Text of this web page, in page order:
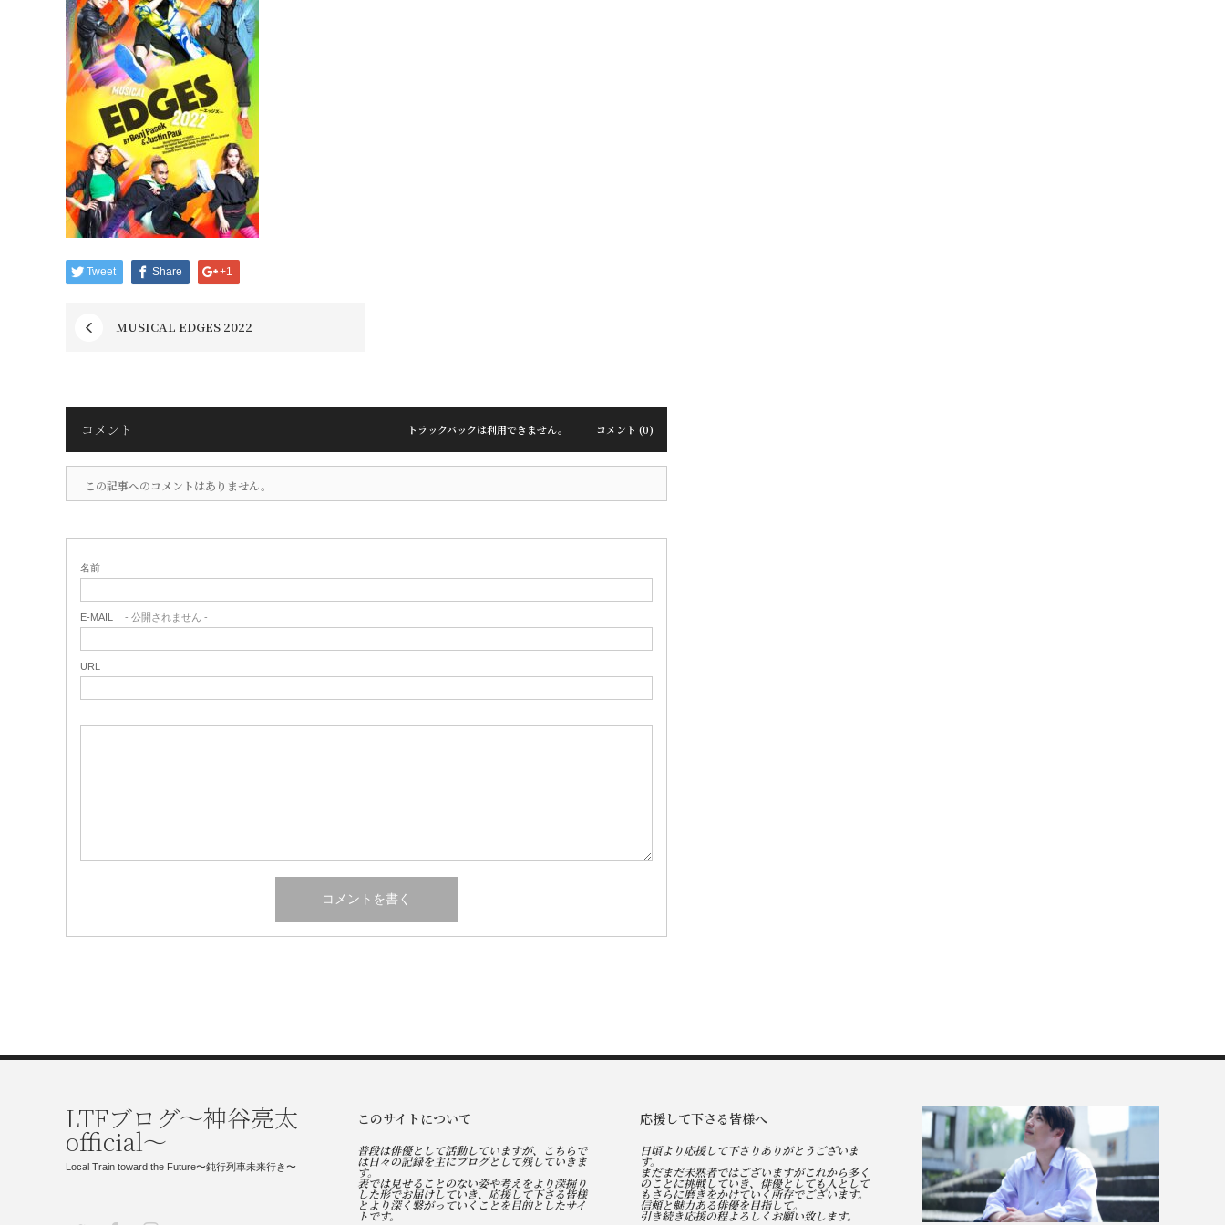
Tweet Share +1
MUSICAL EDGES 2022
コメント トラックバックは利用できません。 コメント (0)
この記事へのコメントはありません。
名前
E-MAIL - 公開されません -
URL
このサイトについて
普段は俳優として活動していますが、こちらで
は日々の記録を主にブログとして残していきま
す。
表では見せることのない姿や考えをより深掘り
した形でお届けしていき、応援して下さる皆様
とより深く繋がっていくことを目的としたサイ
トです。
応援して下さる皆様へ
日頃より応援して下さりありがとうございま
す。
まだまだ未熟者ではございますがこれから多く
のことに挑戦していき、俳優としても人として
もさらに磨きをかけていく所存でございます。
信頼と魅力ある俳優を目指して。
引き続き応援の程よろしくお願い致します。
LTFブログ〜神谷亮太
official〜
Local Train toward the Future〜鈍行列車未来行き〜